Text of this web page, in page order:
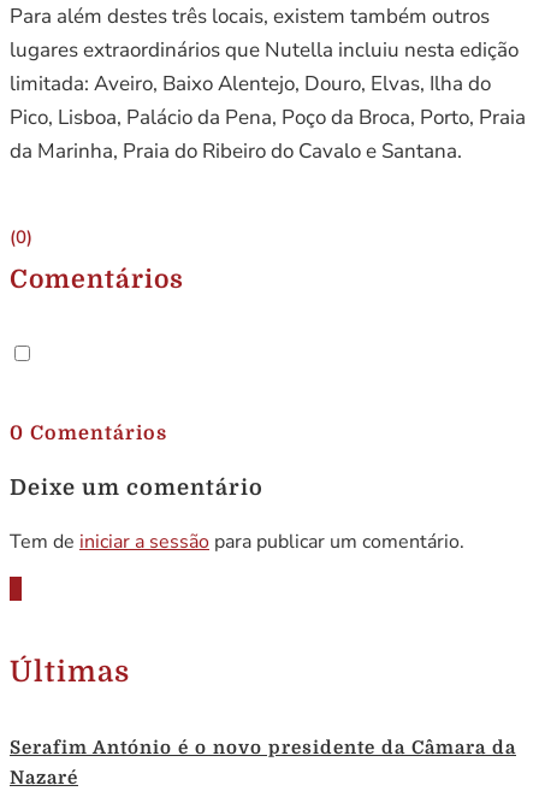
Para além destes três locais, existem também outros
lugares extraordinários que Nutella incluiu nesta edição
limitada: Aveiro, Baixo Alentejo, Douro, Elvas, Ilha do
Pico, Lisboa, Palácio da Pena, Poço da Broca, Porto, Praia
da Marinha, Praia do Ribeiro do Cavalo e Santana.
(0)
Comentários
0 Comentários
Deixe um comentário
Tem de iniciar a sessão para publicar um comentário.
Últimas
Serafim António é o novo presidente da Câmara da
Nazaré